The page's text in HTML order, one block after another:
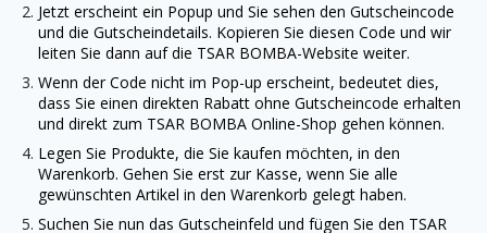
Jetzt erscheint ein Popup und Sie sehen den Gutscheincode
und die Gutscheindetails. Kopieren Sie diesen Code und wir
leiten Sie dann auf die TSAR BOMBA-Website weiter.
Wenn der Code nicht im Pop-up erscheint, bedeutet dies,
dass Sie einen direkten Rabatt ohne Gutscheincode erhalten
und direkt zum TSAR BOMBA Online-Shop gehen können.
Legen Sie Produkte, die Sie kaufen möchten, in den
Warenkorb. Gehen Sie erst zur Kasse, wenn Sie alle
gewünschten Artikel in den Warenkorb gelegt haben.
Suchen Sie nun das Gutscheinfeld und fügen Sie den TSAR